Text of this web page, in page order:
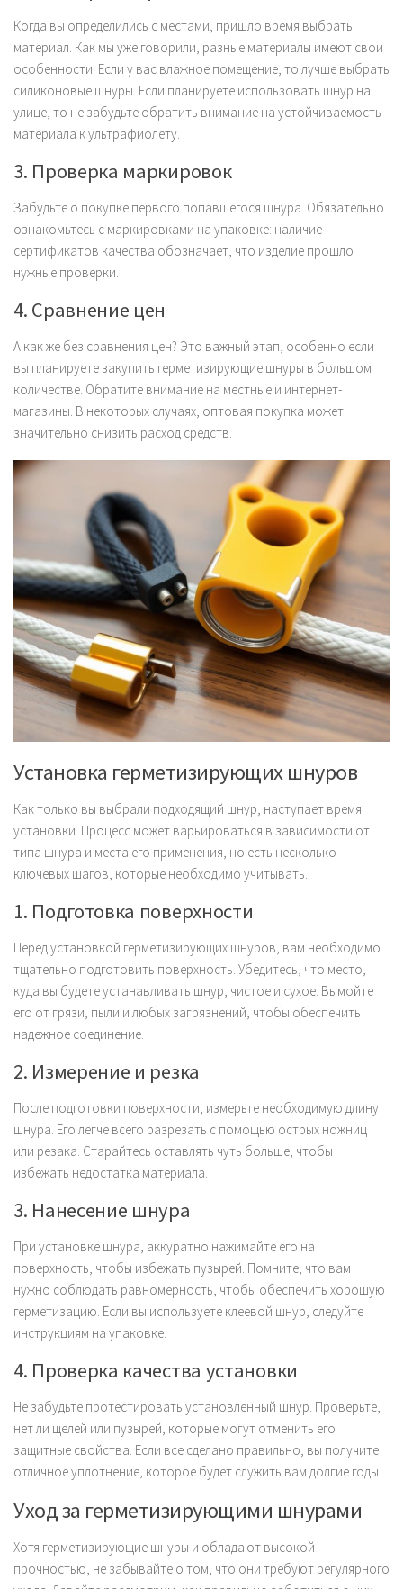
Когда вы определились с местами, пришло время выбрать
материал. Как мы уже говорили, разные материалы имеют свои
особенности. Если у вас влажное помещение, то лучше выбрать
силиконовые шнуры. Если планируете использовать шнур на
улице, то не забудьте обратить внимание на устойчиваемость
материала к ультрафиолету.
3. Проверка маркировок
Забудьте о покупке первого попавшегося шнура. Обязательно
ознакомьтесь с маркировками на упаковке: наличие
сертификатов качества обозначает, что изделие прошло
нужные проверки.
4. Сравнение цен
А как же без сравнения цен? Это важный этап, особенно если
вы планируете закупить герметизирующие шнуры в большом
количестве. Обратите внимание на местные и интернет-
магазины. В некоторых случаях, оптовая покупка может
значительно снизить расход средств.
Установка герметизирующих шнуров
Как только вы выбрали подходящий шнур, наступает время
установки. Процесс может варьироваться в зависимости от
типа шнура и места его применения, но есть несколько
ключевых шагов, которые необходимо учитывать.
1. Подготовка поверхности
Перед установкой герметизирующих шнуров, вам необходимо
тщательно подготовить поверхность. Убедитесь, что место,
куда вы будете устанавливать шнур, чистое и сухое. Вымойте
его от грязи, пыли и любых загрязнений, чтобы обеспечить
надежное соединение.
2. Измерение и резка
После подготовки поверхности, измерьте необходимую длину
шнура. Его легче всего разрезать с помощью острых ножниц
или резака. Старайтесь оставлять чуть больше, чтобы
избежать недостатка материала.
3. Нанесение шнура
При установке шнура, аккуратно нажимайте его на
поверхность, чтобы избежать пузырей. Помните, что вам
нужно соблюдать равномерность, чтобы обеспечить хорошую
герметизацию. Если вы используете клеевой шнур, следуйте
инструкциям на упаковке.
4. Проверка качества установки
Не забудьте протестировать установленный шнур. Проверьте,
нет ли щелей или пузырей, которые могут отменить его
защитные свойства. Если все сделано правильно, вы получите
отличное уплотнение, которое будет служить вам долгие годы.
Уход за герметизирующими шнурами
Хотя герметизирующие шнуры и обладают высокой
прочностью, не забывайте о том, что они требуют регулярного